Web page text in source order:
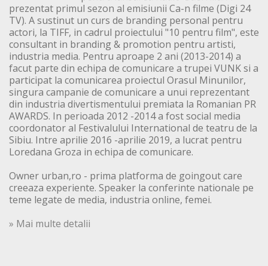
prezentat primul sezon al emisiunii Ca-n filme (Digi 24
TV). A sustinut un curs de branding personal pentru
actori, la TIFF, in cadrul proiectului "10 pentru film", este
consultant in branding & promotion pentru artisti,
industria media. Pentru aproape 2 ani (2013-2014) a
facut parte din echipa de comunicare a trupei VUNK si a
participat la comunicarea proiectul Orasul Minunilor,
singura campanie de comunicare a unui reprezentant
din industria divertismentului premiata la Romanian PR
AWARDS. In perioada 2012 -2014 a fost social media
coordonator al Festivalului International de teatru de la
Sibiu. Intre aprilie 2016 -aprilie 2019, a lucrat pentru
Loredana Groza in echipa de comunicare.
Owner urban,ro - prima platforma de goingout care
creeaza experiente. Speaker la conferinte nationale pe
teme legate de media, industria online, femei.
» Mai multe detalii